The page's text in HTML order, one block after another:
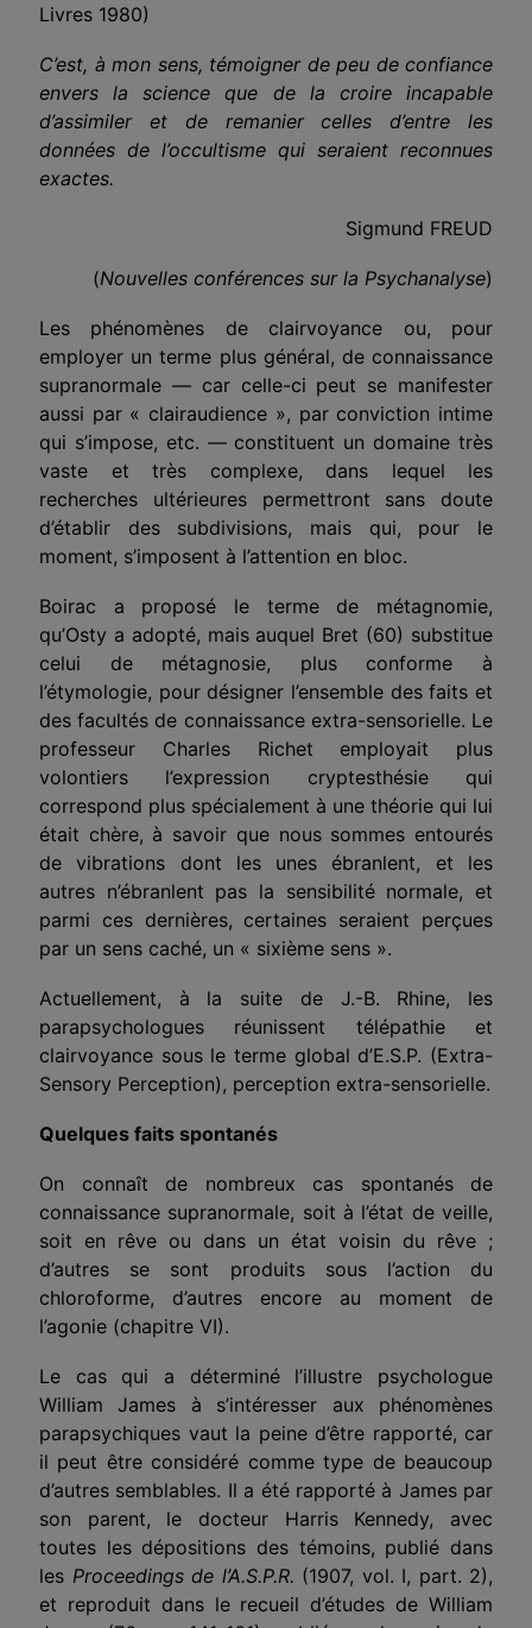
Livres 1980)
C’est, à mon sens, témoigner de peu de confiance
envers la science que de la croire incapable
d’assimiler et de remanier celles d’entre les
données de l’occultisme qui seraient reconnues
exactes.
Sigmund FREUD
(Nouvelles conférences sur la Psychanalyse)
Les phénomènes de clairvoyance ou, pour
employer un terme plus général, de connaissance
supranormale — car celle-ci peut se manifester
aussi par « clairaudience », par conviction intime
qui s’impose, etc. — constituent un domaine très
vaste et très complexe, dans lequel les
recherches ultérieures permettront sans doute
d’établir des subdivisions, mais qui, pour le
moment, s’imposent à l’attention en bloc.
Boirac a proposé le terme de métagnomie,
qu’Osty a adopté, mais auquel Bret (60) substitue
celui de métagnosie, plus conforme à
l’étymologie, pour désigner l’ensemble des faits et
des facultés de connaissance extra-sensorielle. Le
professeur Charles Richet employait plus
volontiers l’expression cryptesthésie qui
correspond plus spécialement à une théorie qui lui
était chère, à savoir que nous sommes entourés
de vibrations dont les unes ébranlent, et les
autres n’ébranlent pas la sensibilité normale, et
parmi ces dernières, certaines seraient perçues
par un sens caché, un « sixième sens ».
Actuellement, à la suite de J.-B. Rhine, les
parapsychologues réunissent télépathie et
clairvoyance sous le terme global d’E.S.P. (Extra-
Sensory Perception), perception extra-sensorielle.
Quelques faits spontanés
On connaît de nombreux cas spontanés de
connaissance supranormale, soit à l’état de veille,
soit en rêve ou dans un état voisin du rêve ;
d’autres se sont produits sous l’action du
chloroforme, d’autres encore au moment de
l’agonie (chapitre VI).
Le cas qui a déterminé l’illustre psychologue
William James à s’intéresser aux phénomènes
parapsychiques vaut la peine d’être rapporté, car
il peut être considéré comme type de beaucoup
d’autres semblables. Il a été rapporté à James par
son parent, le docteur Harris Kennedy, avec
toutes les dépositions des témoins, publié dans
les Proceedings de l’A.S.P.R. (1907, vol. I, part. 2),
et reproduit dans le recueil d’études de William